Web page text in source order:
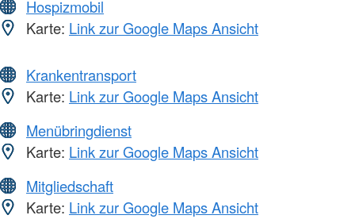
Hospizmobil
Karte: Link zur Google Maps Ansicht
Krankentransport
Karte: Link zur Google Maps Ansicht
Menübringdienst
Karte: Link zur Google Maps Ansicht
Mitgliedschaft
Karte: Link zur Google Maps Ansicht